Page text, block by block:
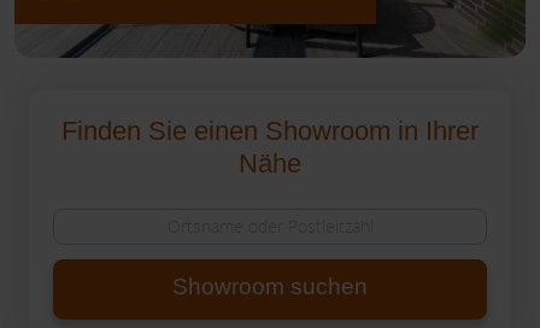
Finden Sie einen Showroom in Ihrer
Nähe
Showroom suchen